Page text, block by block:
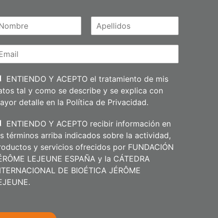
p
l
i
o
s
ENTIENDO Y ACEPTO el tratamiento de mis
tal y como se describe y se explica con
detalle en la Política de Privacidad.
ENTIENDO Y ACEPTO recibir información en
términos arriba indicados sobre la actividad,
y servicios ofrecidos por FUNDACIÓN
LEJEUNE ESPAÑA y la CÁTEDRA
DE BIOÉTICA JÉRÔME